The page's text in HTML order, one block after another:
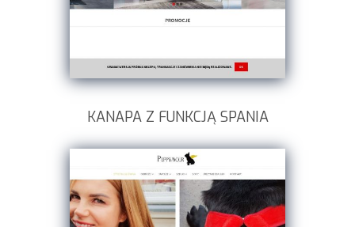
KANAPA Z FUNKCJĄ SPANIA